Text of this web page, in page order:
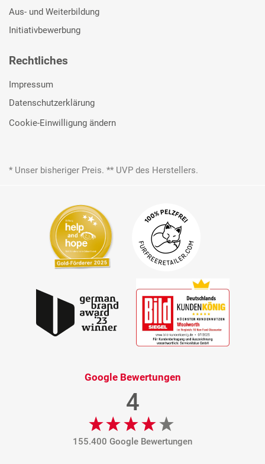
Aus- und Weiterbildung
Initiativbewerbung
Rechtliches
Impressum
Datenschutzerklärung
Cookie-Einwilligung ändern
* Unser bisheriger Preis. ** UVP des Herstellers.
Google Bewertungen
4
155.400 Google Bewertungen